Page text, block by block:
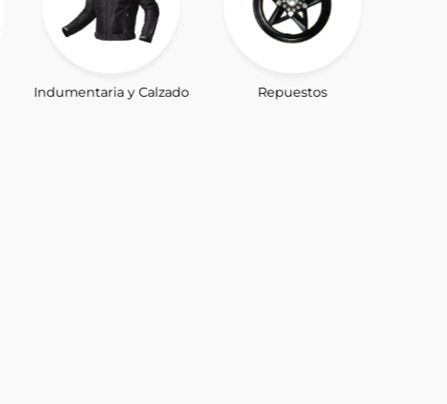
Indumentaria y Calzado Repuestos